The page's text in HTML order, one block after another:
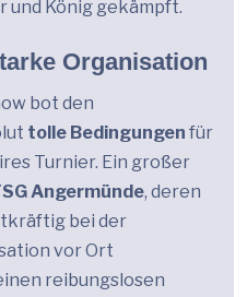
und König gekämpft.
Organisation
bot den
tolle Bedingungen für
Turnier. Ein großer
Angermünde, deren
bei der
vor Ort
reibungslosen